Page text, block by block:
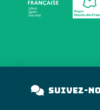
Suivez-